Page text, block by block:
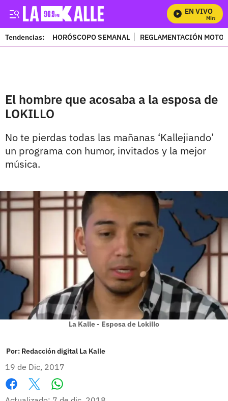
EN VIVO
Mira
Tendencias: HORÓSCOPO SEMANAL REGLAMENTACIÓN
El hombre que acosaba a la esposa de
LOKILLO
No te pierdas todas las mañanas ‘Kallejiando’
un programa con humor, invitados y la mejor
música.
La Kalle - Esposa de Lokillo
Por: Redacción digital La Kalle
19 de Dic, 2017
Facebook
X